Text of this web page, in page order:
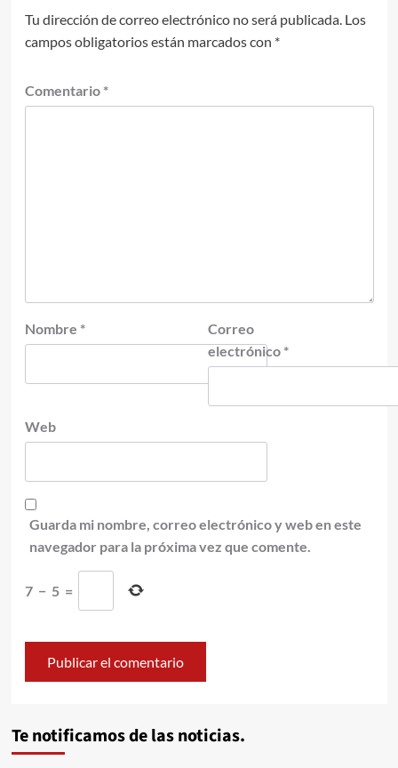
Tu dirección de correo electrónico no será publicada. Los
campos obligatorios están marcados con *
Comentario *
Nombre *
Correo
electrónico *
Web
Guarda mi nombre, correo electrónico y web en este
navegador para la próxima vez que comente.
7 − 5 =
Te notificamos de las noticias.